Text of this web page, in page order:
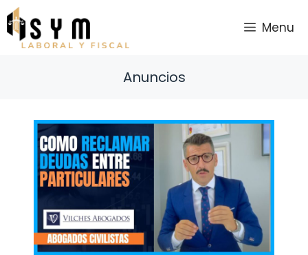
Saltar
al
contenido
Menu
Anuncios